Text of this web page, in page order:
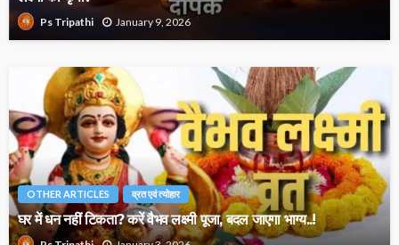
Ps Tripathi January 9, 2026
OTHER ARTICLES व्रत एवं त्योहार
घर में धन नहीं टिकता? करें वैभव लक्ष्मी पूजा, बदल जाएगा भाग्य..!